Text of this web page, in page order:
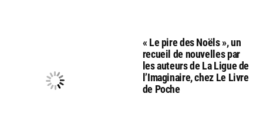
« Le pire des Noëls », un
recueil de nouvelles par
les auteurs de La Ligue de
l’Imaginaire, chez Le Livre
de Poche